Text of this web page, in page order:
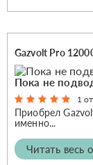
Gazvolt Pro
Пока не
1
Приобрел
именно...
Читать весь